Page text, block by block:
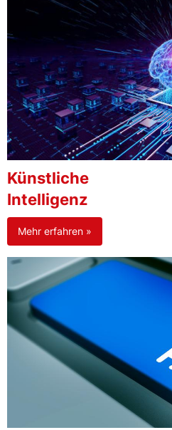
Künstliche
Intelligenz
Mehr erfahren »